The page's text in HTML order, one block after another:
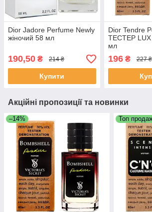
Dior Jadore Perfume Newly
жіночий 58 мл
190,50 ₴ 214 ₴
Купити
Dior Tendre
ТЕСТЕР LUX
мл
196₴ 227 ₴
Акційні пропозиції та новинки
–14% Топ